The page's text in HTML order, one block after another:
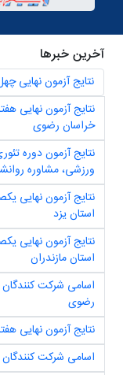
آخرین خبرها
نتایج آزمون نهایی
نتایج آزمون نهایی
خراسان رضوی
ورزشی، مشاوره
نتایج آزمون نهایی
استان یزد
نتایج آزمون نهایی
استان مازندران
اسامی شرکت کنندگان
رضوی
نتایج آزمون نهایی
اسامی شرکت کنندگان